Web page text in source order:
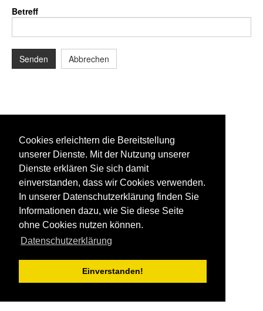
Cookies erleichtern die Bereitstellung
unserer Dienste. Mit der Nutzung unserer
Dienste erklären Sie sich damit
einverstanden, dass wir Cookies verwenden.
In unserer Datenschutzerklärung finden Sie
Informationen dazu, wie Sie diese Seite
ohne Cookies nutzen können.
Datenschutzerklärung
Einverstanden!
Betreff
Senden Abbrechen